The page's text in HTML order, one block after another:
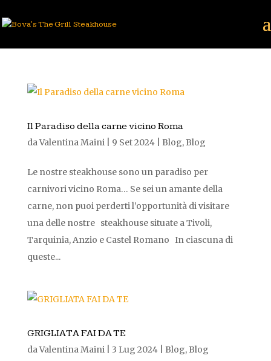
Il Paradiso della carne vicino Roma
daValentina Maini| 9 Set 2024| Blog, Blog
Le nostre steakhouse sono un paradiso per
carnivori vicino Roma… Se sei un amante della
carne, non puoi perderti l’opportunità di visitare
una delle nostre steakhouse situate a Tivoli,
Tarquinia, Anzio e Castel Romano In ciascuna di
queste...
GRIGLIATA FAI DA TE
daValentina Maini| 3 Lug 2024| Blog, Blog